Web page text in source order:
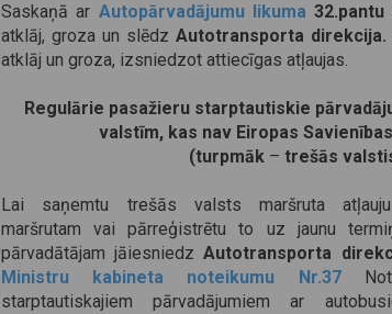
Saskaņā ar Autopārvadājumu likuma 32.pantu
atklāj, groza un slēdz Autotransporta direkcija.
atklāj un groza, izsniedzot attiecīgas atļaujas.
Regulārie pasažieru starptautiskie
valstīm, kas nav Eiropas
(turpmāk – trešās
Lai saņemtu trešās valsts maršruta
maršrutam vai pārreģistrētu to uz jaunu
pārvadātājam jāiesniedzAutotransporta
Ministru kabineta noteikumu Nr.37
starptautiskajiem pārvadājumiem ar